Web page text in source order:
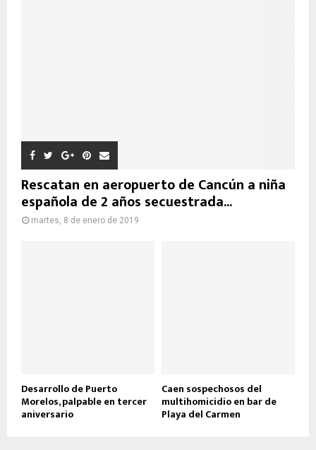
Rescatan en aeropuerto de Cancún a niña
española de 2 años secuestrada...
martes, 8 de enero de 2019
Desarrollo de Puerto
Morelos, palpable en tercer
aniversario
Caen sospechosos del
multihomicidio en bar de
Playa del Carmen